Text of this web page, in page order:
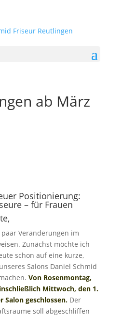
ab März
Positionierung:
– für Frauen
Veränderungen im
Zunächst möchte ich
schon auf eine kurze,
Salons Daniel Schmid
Von Rosenmontag,
Mittwoch, den 1.
Salon geschlossen.Der
soll abgeschliffen